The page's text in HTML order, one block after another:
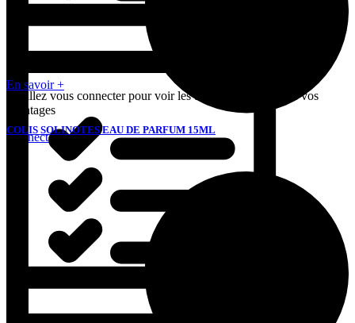
Veuillez vous connecter pour voir les tarifs et bénéficier de vos
avantages
Connectez-vous
En savoir +
COLIS SOLINOTES EAU DE PARFUM 15ML